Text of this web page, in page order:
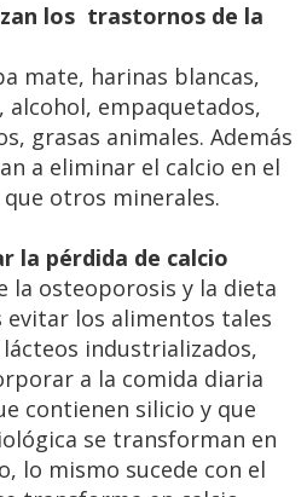
los trastornos de la
mate, harinas blancas,
alcohol, empaquetados,
grasas animales. Además
a eliminar el calcio en el
otros minerales.
la pérdida de calcio
la osteoporosis y la dieta
los alimentos tales
industrializados,
a la comida diaria
contienen silicio y que
se transforman en
lo mismo sucede con el